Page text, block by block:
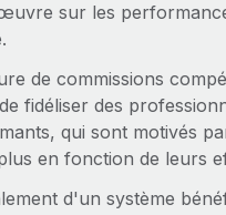
sur les
de commissions
fidéliser des
qui sont motivés
en fonction de leurs
d'un système